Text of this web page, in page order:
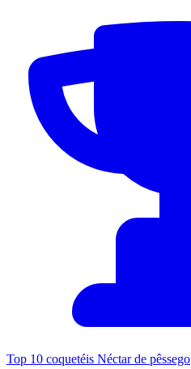
Top 10 coquetéis Néctar de pêssego